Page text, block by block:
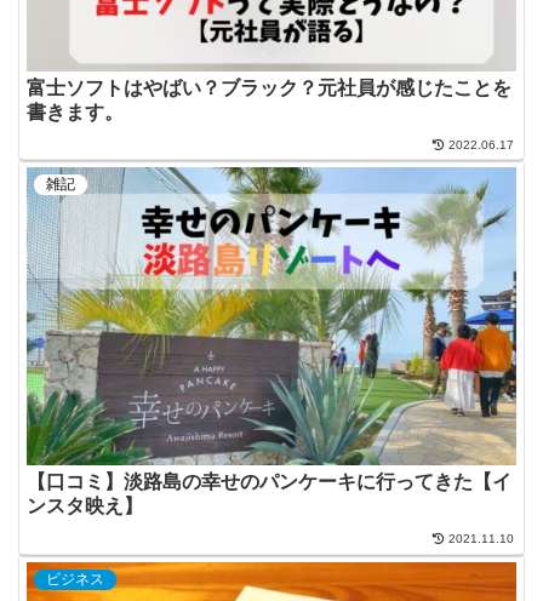
富士ソフトはやばい？ブラック？元社員が感じたことを
書きます。
2022.06.17
雑記
【口コミ】淡路島の幸せのパンケーキに行ってきた【イ
ンスタ映え】
2021.11.10
ビジネス